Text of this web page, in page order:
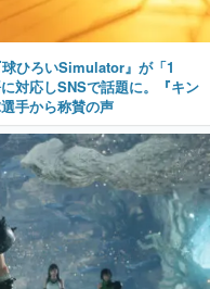
ひろいSimulator』が「1
対応しSNSで話題に。『キン
手から称賛の声